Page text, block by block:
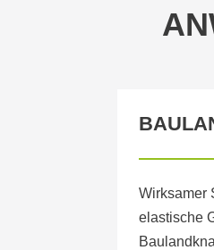
Wirksamer
elastische